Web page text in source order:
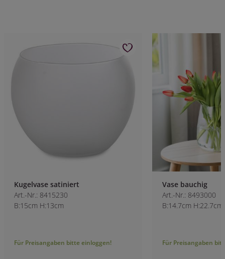
Kugelvase satiniert
Art.-Nr.: 8415230
B:15cm H:13cm
Für Preisangaben bitte einloggen!
Vase bauchig
Art.-Nr.: 8493000
B:14.7cm H:22.7cm
Für Preisangaben